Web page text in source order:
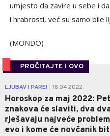
umjesto da zavire u sebe i
i hrabrosti, već su samo bile
(MONDO)
PROČITAJTE I OVO
LJUBAV I PARE! 18.04.2022.
Horoskop za maj 2022: Pet
znakova će slaviti, dva
rješavaju najveće
evo i kome će novčanik